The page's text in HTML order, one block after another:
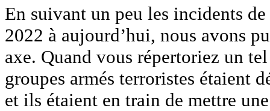
En suivant un peu les incidents
2022 à aujourd’hui, nous avons
axe. Quand vous répertoriez un
groupes armés terroristes étaient
et ils étaient en train de mettre